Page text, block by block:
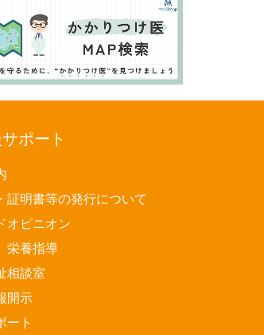
ポート
証明書等の発行について
オピニオン
栄養指導
相談室
開示
ート